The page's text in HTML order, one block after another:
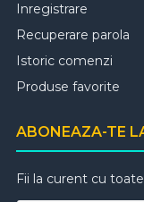
Inregistrare
Recuperare parola
Istoric comenzi
Produse favorite
ABONEAZA-TE
Fii la curent cu